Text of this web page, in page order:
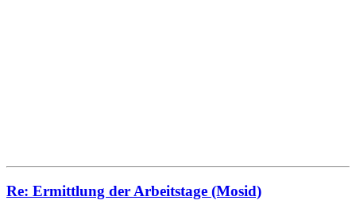
Re: Ermittlung der Arbeitstage (Mosid)